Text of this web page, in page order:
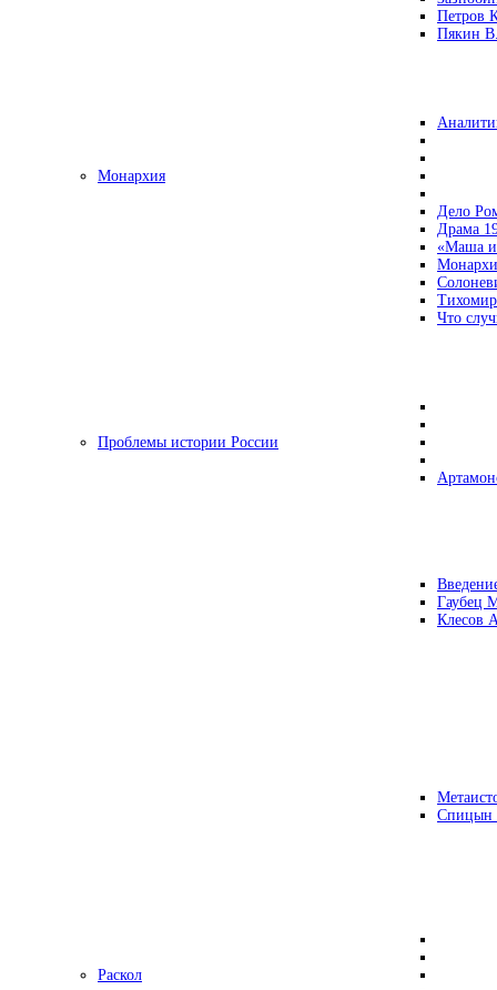
Петров
Пякин
Монархия
Дело
Драма
«Маша и
Что
Проблемы истории России
Гаубец
Клесов
Раскол